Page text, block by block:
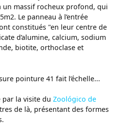
un massif rocheux profond, qui
Le panneau à l’entrée
constitués "en leur centre de
d’alumine, calcium, sodium
biotite, orthoclase et
pointure 41 fait l’échelle...
par la visite duZoológico de
de là, présentant des formes